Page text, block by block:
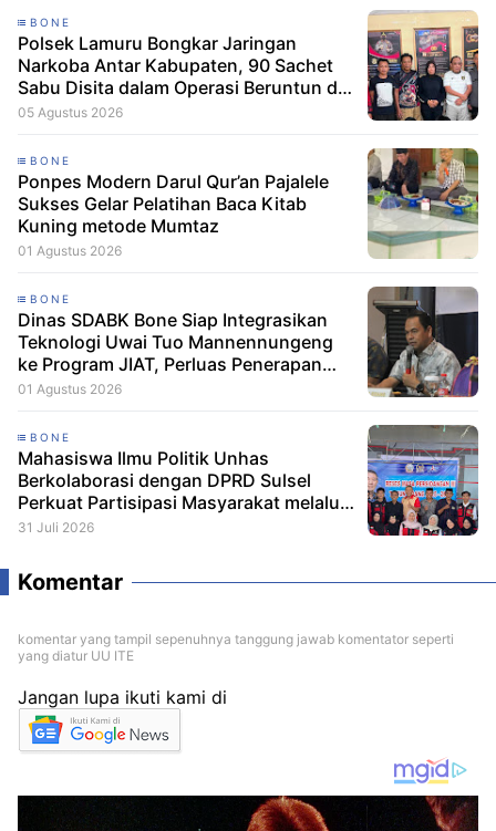
BONE
Polsek Lamuru Bongkar Jaringan
Narkoba Antar Kabupaten, 90 Sachet
Sabu Disita dalam Operasi Beruntun di
Bone dan Soppeng
05 Agustus 2026
BONE
Ponpes Modern Darul Qur’an Pajalele
Sukses Gelar Pelatihan Baca Kitab
Kuning metode Mumtaz
01 Agustus 2026
BONE
Dinas SDABK Bone Siap Integrasikan
Teknologi Uwai Tuo Mannennungeng
ke Program JIAT, Perluas Penerapan
Irigasi Cerdas
01 Agustus 2026
BONE
Mahasiswa Ilmu Politik Unhas
Berkolaborasi dengan DPRD Sulsel
Perkuat Partisipasi Masyarakat melalui
Edukasi Penyaluran Aspirasi di Desa
31 Juli 2026
Komentar
komentar yang tampil sepenuhnya tanggung jawab komentator seperti
yang diatur UU ITE
Jangan lupa ikuti kami di